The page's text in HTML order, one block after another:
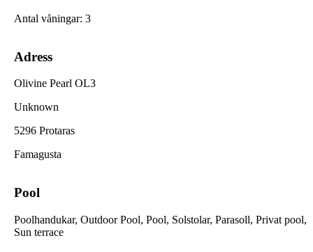
Antal våningar: 3
Adress
Olivine Pearl OL3
Unknown
5296 Protaras
Famagusta
Pool
Poolhandukar, Outdoor Pool, Pool, Solstolar, Parasoll, Privat pool,
Sun terrace